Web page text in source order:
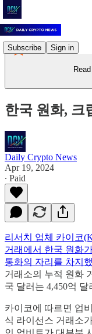
Subscribe Sign in
한국 원화, 크
Daily Crypto News
Apr 19, 2024
∙ Paid
리서치 업체 카이코
거래에서 한국 원화
통화의 자리를 차지
거래소의 누적 원화
국 달러는 4,450억
카이코에 따르면 업
식 라이선스 거래소